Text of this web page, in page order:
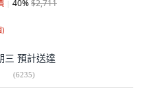
40%$2,711
)
三 預計送達
(6235)